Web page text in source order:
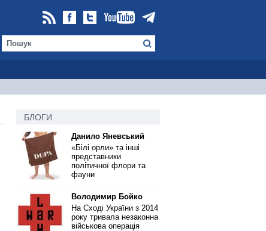
БЛОГИ
Данило Яневський
«Білі орли» та інші
представники
політичної флори та
фауни
Володимир Бойко
На Сході України з 2014
року тривала незаконна
військова операція